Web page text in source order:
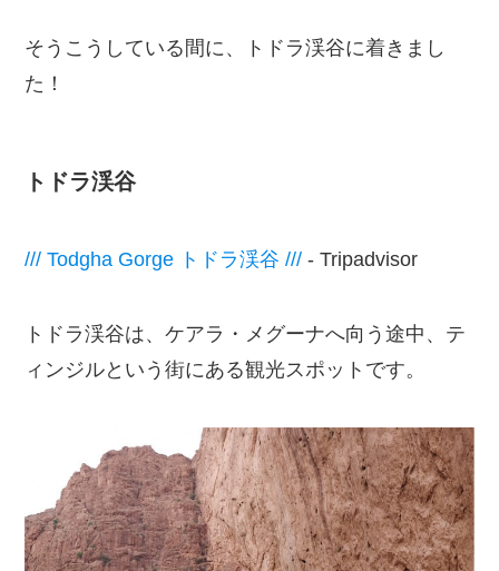
そうこうしている間に、トドラ渓谷に着きまし
た！
トドラ渓谷
/// Todgha Gorge トドラ渓谷 /// - Tripadvisor
トドラ渓谷は、ケアラ・メグーナへ向う途中、テ
ィンジルという街にある観光スポットです。